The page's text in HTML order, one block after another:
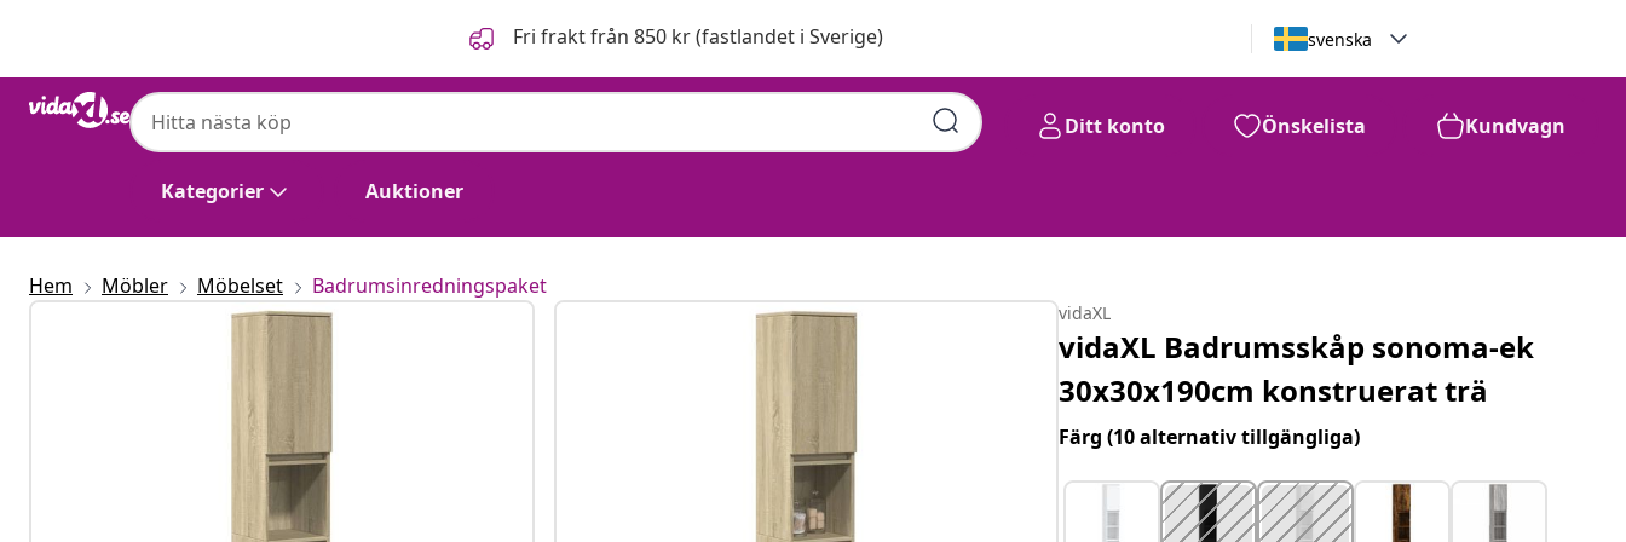
Fri frakt från 850 kr (fastlandet i Sverige) svenska
Kategorier Auktioner
Ditt konto Önskelista Kundvagn
Hem Möbler Möbelset Badrumsinredningspaket
vidaXL
vidaXL Badrumsskåp sonoma-ek
30x30x190cm konstruerat trä
Färg(10 alternativ tillgängliga)